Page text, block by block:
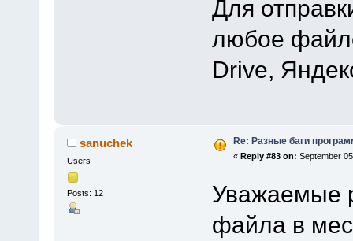
Для
любое
Drive,
sanuchek
Users
Posts: 12
Re: Разные баги
« Reply #83 on: September
Уважаемые
файла в